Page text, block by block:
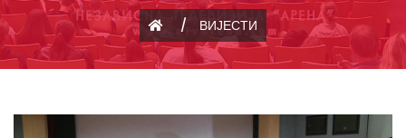
/ ВИЈЕСТИ